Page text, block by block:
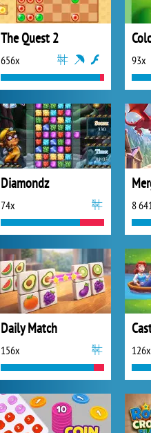
The Quest 2
656x 93x
Diamondz
74x 8
Daily Match
156x 126x